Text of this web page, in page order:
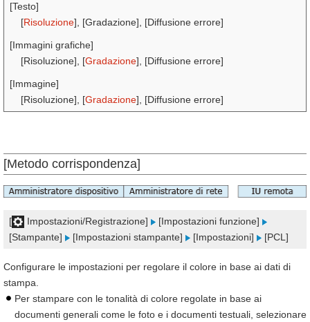
[Testo]
[Risoluzione], [Gradazione], [Diffusione errore]
[Immagini grafiche]
[Risoluzione], [Gradazione], [Diffusione errore]
[Immagine]
[Risoluzione], [Gradazione], [Diffusione errore]
[Metodo corrispondenza]
[ Impostazioni/Registrazione]
[Impostazioni funzione]
[Stampante]
[Impostazioni stampante] [Impostazioni] [PCL]
Configurare le impostazioni per regolare il colore in base ai dati di
stampa.
Per stampare con le tonalità di colore regolate in base ai
documenti generali come le foto e i documenti testuali, selezionare